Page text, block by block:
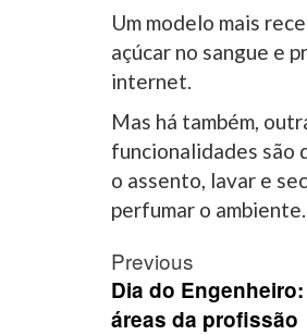
Um modelo mais
açúcar no sangue e
internet.
Mas há também,
funcionalidades são
o assento, lavar e
perfumar o ambiente.
Post
navigation
Previous
Dia do
áreas da profissão